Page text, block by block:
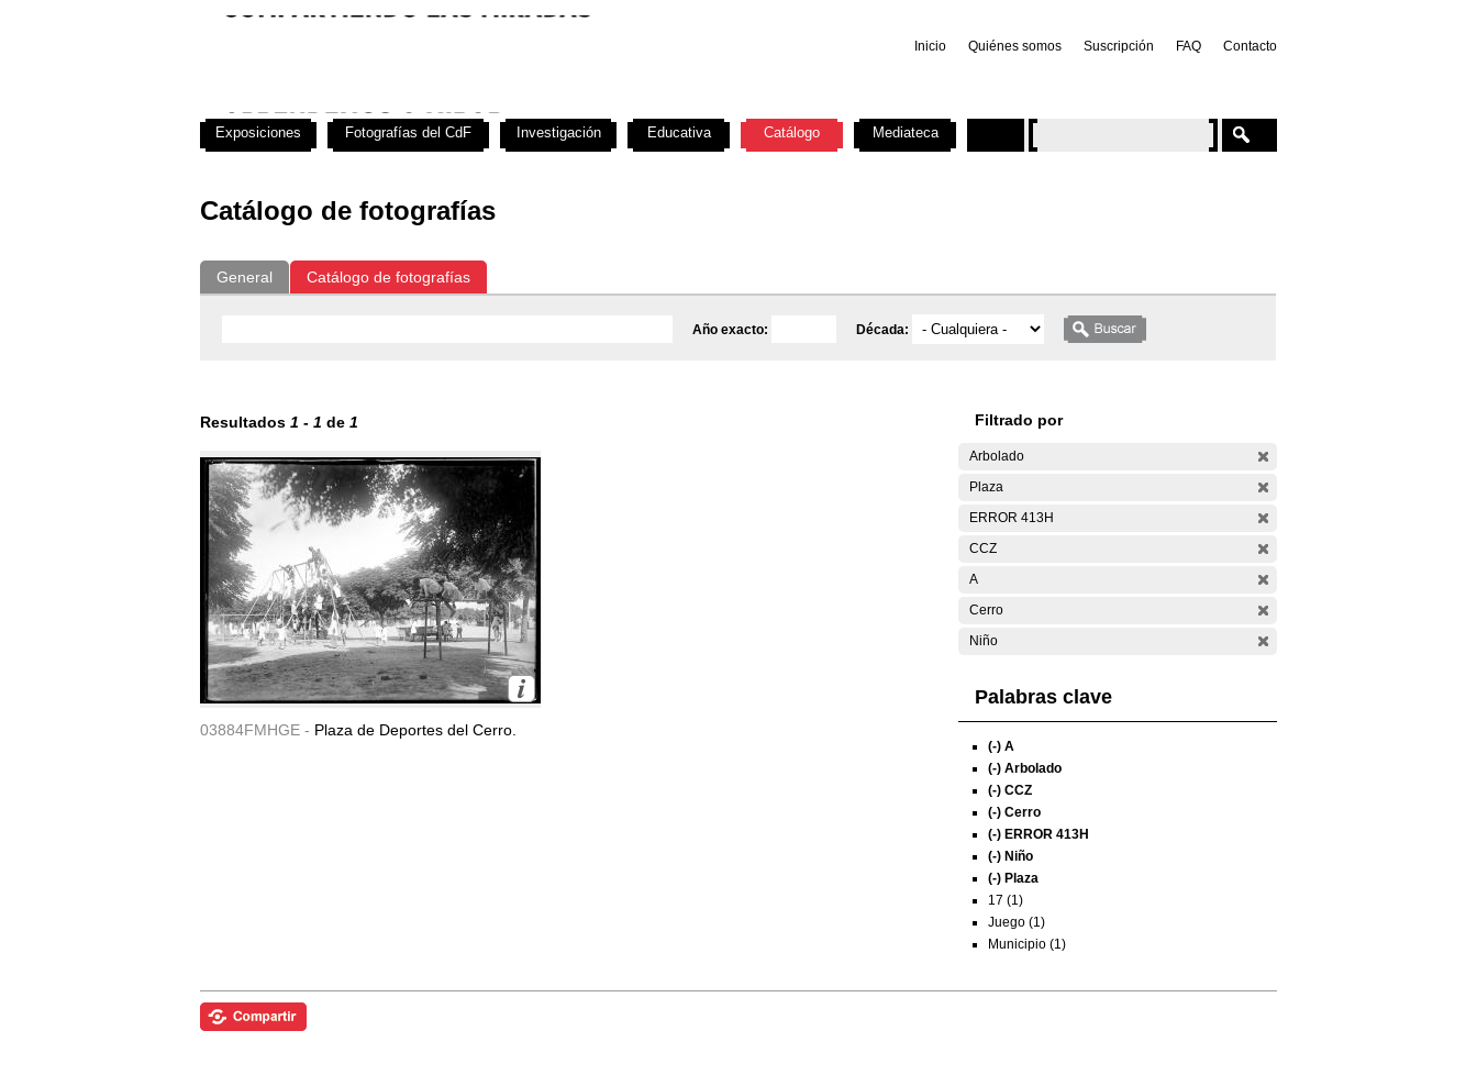
Inicio Quiénes somos Suscripción FAQ Contacto
Catálogo de fotografías
General Catálogo de fotografías
Año exacto: Década:
Resultados 1 - 1 de 1
03884FMHGE - Plaza de Deportes del Cerro.
Filtrado por
Arbolado
Plaza
ERROR 413H
CCZ
A
Cerro
Niño
Palabras clave
(-) A
(-) Arbolado
(-) CCZ
(-) Cerro
(-) ERROR 413H
(-) Niño
(-) Plaza
17 (1)
Juego (1)
Municipio (1)
Exposiciones Fotografías del CdF Investigación Educativa Catálogo Mediateca